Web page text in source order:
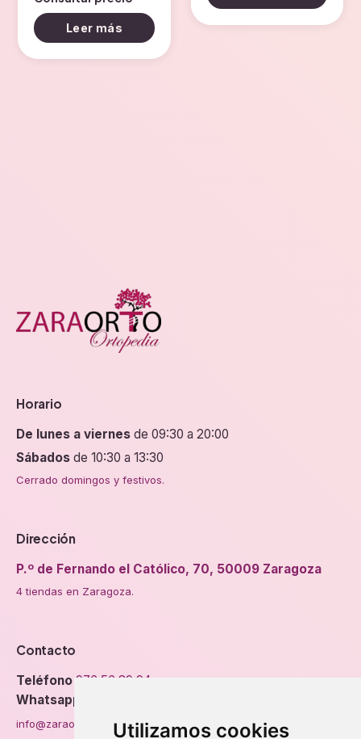
Utilizamos cookies
Leer más
Horario
De lunes a viernes de 09:30 a 20:00
Sábados de 10:30 a 13:30
Cerrado domingos y festivos.
Dirección
P.º de Fernando el Católico, 70, 50009 Zaragoza
4 tiendas en Zaragoza.
Contacto
Teléfono 976 56 89 94
Whatsapp
info@zaraorto.com